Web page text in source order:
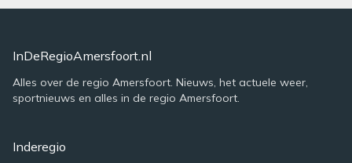
InDeRegioAmersfoort.nl
Alles over de regio Amersfoort. Nieuws, het actuele weer,
sportnieuws en alles in de regio Amersfoort.
Inderegio